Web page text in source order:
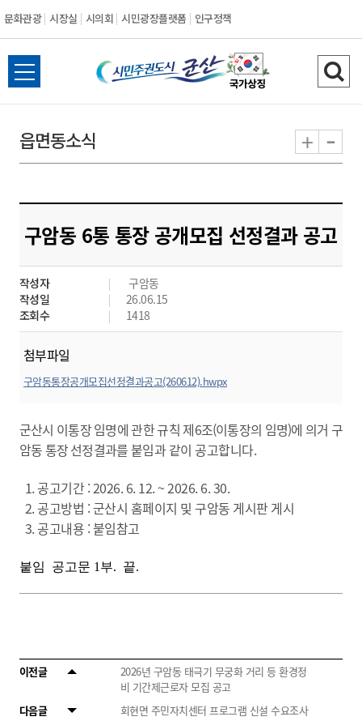
문화관광 시장실 시의회 시민광장플랫폼 인구정책
시
민
도
시
군
산
전
체
뉴
열
검
색
기
읍면동소식 + -
구암동 6통 통장 공개모집 선정결과 공고
작성자
구암동
작성일
26.06.15
조회수
1418
첨부파일
구암동통장공개모집선정결과공고(260612).hwpx
군산시 이통장 임명에 관한 규칙 제6조(이통장의 임명)에 의거 구
암동 통장 선정결과를붙임과 같이 공고합니다.
1. 공고기간 : 2026. 6. 12. ~ 2026. 6. 30.
2. 공고방법 : 군산시 홈페이지 및 구암동 게시판 게시
3. 공고내용 : 붙임참고
붙임 공고문 1부. 끝.
이전글
2026년 구암동 태극기 무궁화 거리 등 환경정
비 기간제근로자 모집 공고
다음글
회현면 주민자치센터 프로그램 신설 수요조사